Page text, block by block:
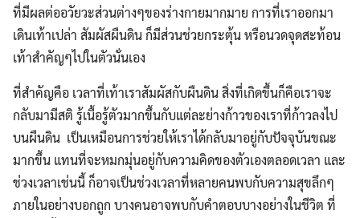
ที่มีผลต่ออวัยวะส่วนต่างๆของร่างกายมากมาย การที่เราออกมา
เดินเท้าเปล่า สัมผัสผืนดิน ก็มีส่วนช่วยกระตุ้น หรือนวดจุดสะท้อน
เท้าสำคัญๆไปในตัวนั่นเอง
ที่สำคัญคือ เวลาที่เท้าเราสัมผัสกับผืนดิน สิ่งที่เกิดขึ้นก็คือเราจะ
กลับมามีสติ รู้เนื้อรู้ตัวมากขึ้นกับแต่ละย่างก้าวของเราที่ก้าวลงไป
บนผืนดิน เป็นเหมือนการช่วยให้เราได้กลับมาอยู่กับปัจจุบันขณะ
มากขึ้น แทนที่จะหมกมุ่นอยู่กับความคิดของตัวเองตลอดเวลา และ
ช่วงเวลาเช่นนี้ ก็อาจเป็นช่วงเวลาที่หลายคนพบกับความสุขลึกๆ
ภายในอย่างบอกถูก บางคนอาจพบกับคำตอบบางอย่างในชีวิต ที่